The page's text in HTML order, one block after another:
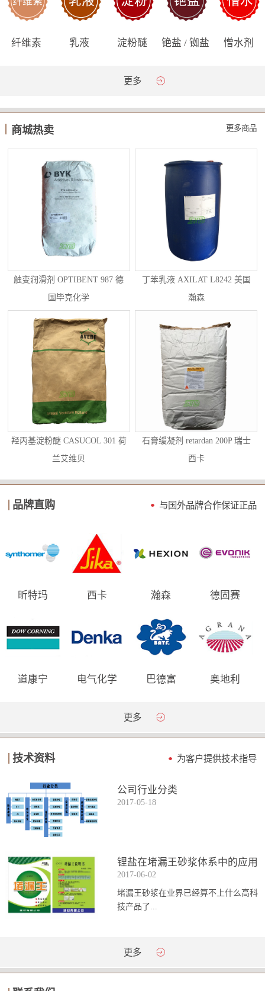
纤维素 乳液 淀粉醚 铯盐 / 铷盐 憎水剂
更多
商城热卖 更多商品
触变润滑剂 OPTIBENT 987 德
国毕克化学
丁苯乳液 AXILAT L8242 美国
瀚森
羟丙基淀粉醚 CASUCOL 301 荷
兰艾维贝
石膏缓凝剂 retardan 200P 瑞士
西卡
品牌直购 与国外品牌合作保证正品
昕特玛 西卡 瀚森 德固赛
道康宁 电气化学 巴德富 奥地利
更多
技术资料 为客户提供技术指导
公司行业分类
2017-05-18
锂盐在堵漏王砂浆体系中的应用
2017-06-02
堵漏王砂浆在业界已经算不上什么高科
技产品了...
。简单来说它就是一种能够迅速凝固的
通砂浆的强...
更多